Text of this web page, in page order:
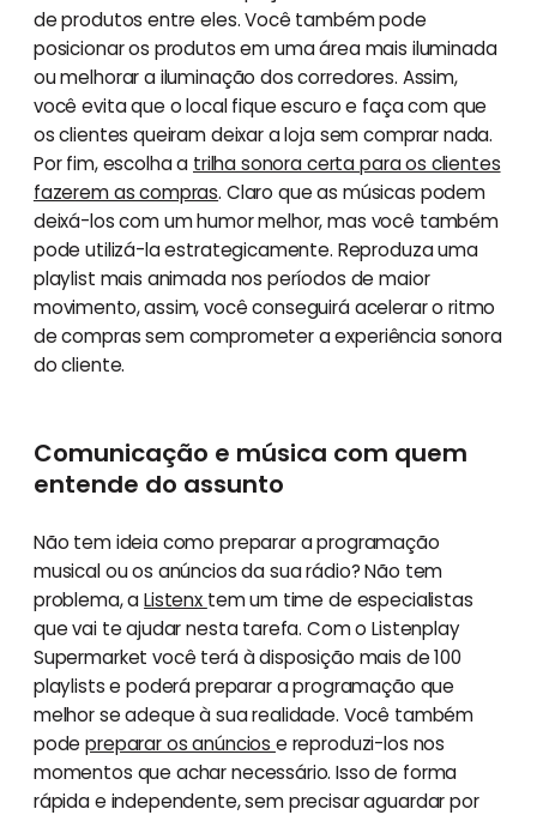
de produtos entre eles. Você também pode
posicionar os produtos em uma área mais iluminada
ou melhorar a iluminação dos corredores. Assim,
você evita que o local fique escuro e faça com que
os clientes queiram deixar a loja sem comprar nada.
Por fim, escolha a trilha sonora certa para os clientes
fazerem as compras. Claro que as músicas podem
deixá-los com um humor melhor, mas você também
pode utilizá-la estrategicamente. Reproduza uma
playlist mais animada nos períodos de maior
movimento, assim, você conseguirá acelerar o ritmo
de compras sem comprometer a experiência sonora
do cliente.
Comunicação e música com quem
entende do assunto
Não tem ideia como preparar a programação
musical ou os anúncios da sua rádio? Não tem
problema, aListenx tem um time de especialistas
que vai te ajudar nesta tarefa. Com o Listenplay
Supermarket você terá à disposição mais de 100
playlists e poderá preparar a programação que
melhor se adeque à sua realidade. Você também
podepreparar os anúncios e reproduzi-los nos
momentos que achar necessário. Isso de forma
rápida e independente, sem precisar aguardar por